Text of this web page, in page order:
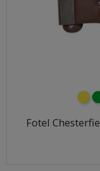
żółty
Fotel